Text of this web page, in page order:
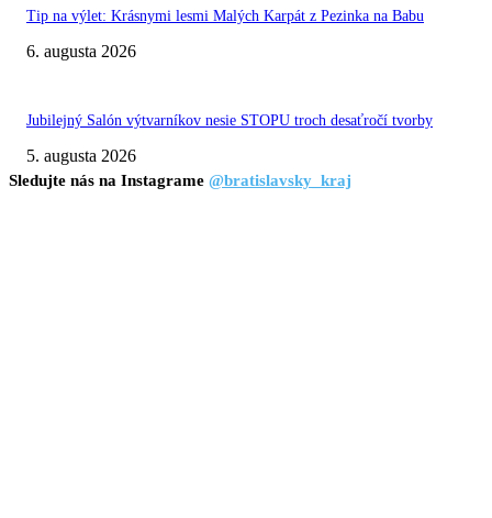
Tip na výlet: Krásnymi lesmi Malých Karpát z Pezinka na Babu
6. augusta 2026
Jubilejný Salón výtvarníkov nesie STOPU troch desaťročí tvorby
5. augusta 2026
Sledujte nás na Instagrame @bratislavsky_kraj